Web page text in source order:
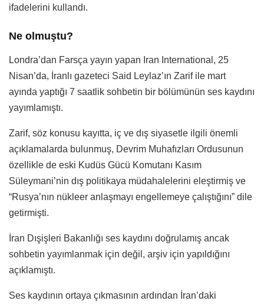
ifadelerini kullandı.
Ne olmuştu?
Londra’dan Farsça yayın yapan Iran International, 25
Nisan’da, İranlı gazeteci Said Leylaz’ın Zarif ile mart
ayında yaptığı 7 saatlik sohbetin bir bölümünün ses kaydını
yayımlamıştı.
Zarif, söz konusu kayıtta, iç ve dış siyasetle ilgili önemli
açıklamalarda bulunmuş, Devrim Muhafızları Ordusunun
özellikle de eski Kudüs Gücü Komutanı Kasım
Süleymani’nin dış politikaya müdahalelerini eleştirmiş ve
“Rusya’nın nükleer anlaşmayı engellemeye çalıştığını” dile
getirmişti.
İran Dışişleri Bakanlığı ses kaydını doğrulamış ancak
sohbetin yayımlanmak için değil, arşiv için yapıldığını
açıklamıştı.
Ses kaydının ortaya çıkmasının ardından İran’daki